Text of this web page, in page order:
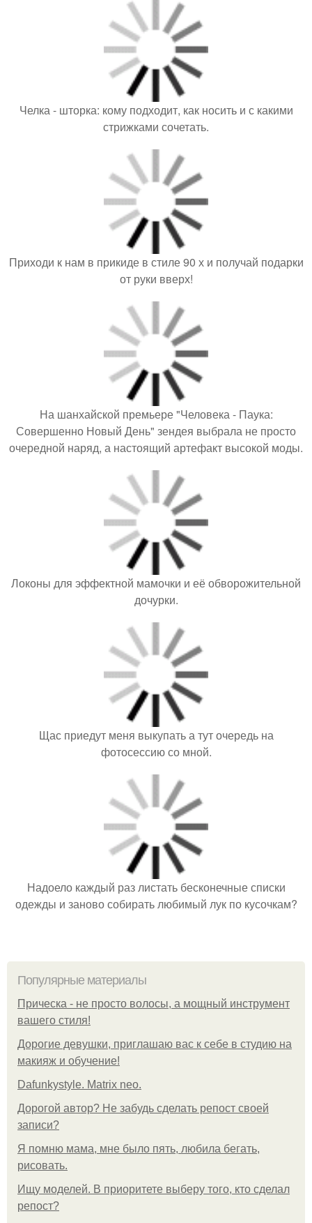
Челка - шторка: кому подходит, как носить и с какими
стрижками сочетать.
Приходи к нам в прикиде в стиле 90 х и получай подарки
от руки вверх!
На шанхайской премьере "Человека - Паука:
Совершенно Новый День" зендея выбрала не просто
очередной наряд, а настоящий артефакт высокой моды.
Локоны для эффектной мамочки и её обворожительной
дочурки.
Щас приедут меня выкупать а тут очередь на
фотосессию со мной.
Надоело каждый раз листать бесконечные списки
одежды и заново собирать любимый лук по кусочкам?
Популярные материалы
Прическа - не просто волосы, а мощный инструмент
вашего стиля!
Дорогие девушки, приглашаю вас к себе в студию на
макияж и обучение!
Dafunkystyle. Matrix neo.
Дорогой автор? Не забудь сделать репост своей
записи?
Я помню мама, мне было пять, любила бегать,
рисовать.
Ищу моделей. В приоритете выберу того, кто сделал
репост?